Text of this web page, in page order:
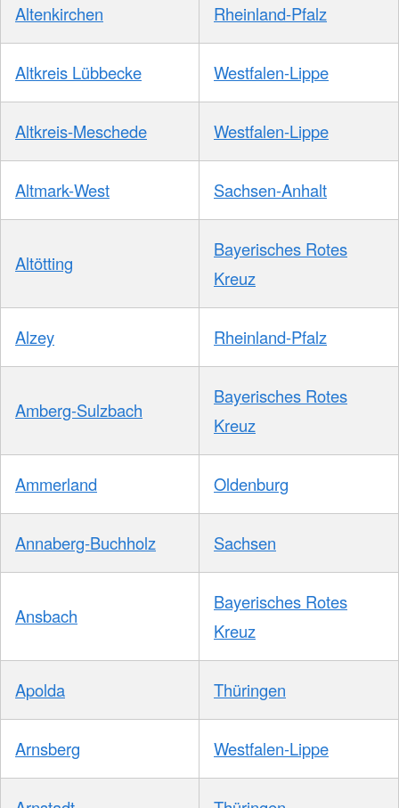
Altenkirchen Rheinland-Pfalz
Altkreis Lübbecke Westfalen-Lippe
Altkreis-Meschede Westfalen-Lippe
Altmark-West Sachsen-Anhalt
Altötting
Bayerisches Rotes
Kreuz
Alzey Rheinland-Pfalz
Amberg-Sulzbach
Bayerisches Rotes
Kreuz
Ammerland Oldenburg
Annaberg-Buchholz Sachsen
Ansbach
Bayerisches Rotes
Kreuz
Apolda Thüringen
Arnsberg Westfalen-Lippe